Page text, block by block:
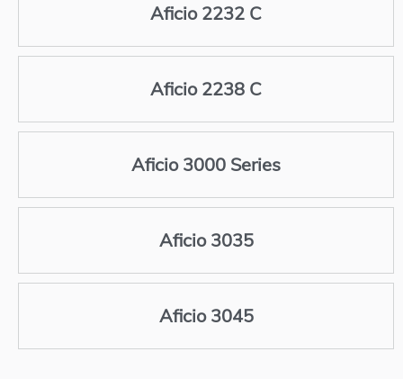
Aficio 2232 C
Aficio 2238 C
Aficio 3000 Series
Aficio 3035
Aficio 3045